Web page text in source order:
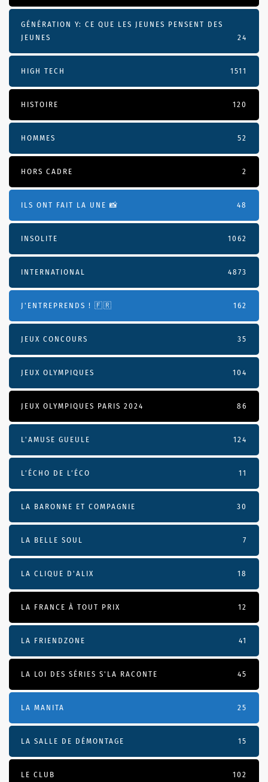
GÉNÉRATION Y: CE QUE LES JEUNES PENSENT DES
JEUNES
24
HIGH TECH 1511
HISTOIRE 120
HOMMES 52
HORS CADRE 2
ILS ONT FAIT LA UNE 📸 48
INSOLITE 1062
INTERNATIONAL 4873
J'ENTREPRENDS ! 🇫🇷 162
JEUX CONCOURS 35
JEUX OLYMPIQUES 104
JEUX OLYMPIQUES PARIS 2024 86
L'AMUSE GUEULE 124
L’ÉCHO DE L’ÉCO 11
LA BARONNE ET COMPAGNIE 30
LA BELLE SOUL 7
LA CLIQUE D'ALIX 18
LA FRANCE À TOUT PRIX 12
LA FRIENDZONE 41
LA LOI DES SÉRIES S'LA RACONTE 45
LA MANITA 25
LA SALLE DE DÉMONTAGE 15
LE CLUB 102